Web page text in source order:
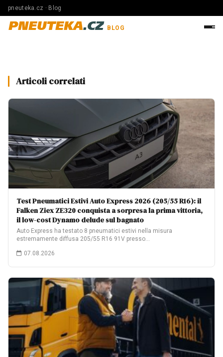
pneuteka.cz · Blog
PNEUTEKA.CZ BLOG
Articoli correlati
Test Pneumatici Estivi Auto Express 2026 (205/55 R16): il
Falken Ziex ZE320 conquista a sorpresa la prima vittoria,
il low-cost Dynamo delude sul bagnato
Auto Express ha testato 8 pneumatici estivi nella misura
estremamente diffusa 205/55 R16 91V presso…
07.08.2026